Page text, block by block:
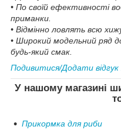
• По своїй ефективності
приманки.
• Відмінно ловлять всю
• Широкий модельний ряд
будь-який смак.
Подивитися/Додати відгук
У нашому магазині
Прикормка для риби